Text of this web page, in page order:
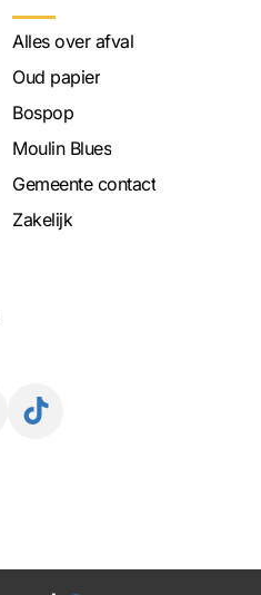
Alles over afval
Oud papier
Bospop
Moulin Blues
Gemeente contact
Zakelijk